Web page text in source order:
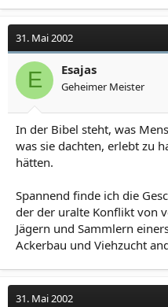
31. Mai 2002
E Esajas
Geheimer Meister
In der Bibel steht, was
was sie dachten, erlebt zu
hätten.
Spannend finde ich die
der der uralte Konflikt von
Jägern und Sammlern
Ackerbau und Viehzucht
31. Mai 2002